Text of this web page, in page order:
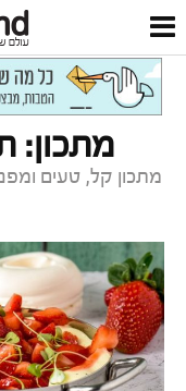
מתכונים
מתכון:
מתכון קל, טעים